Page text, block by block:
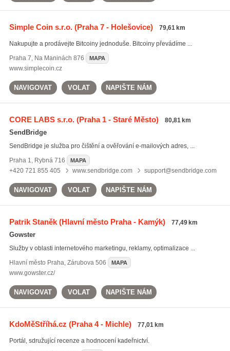
Simple Coin s.r.o.(Praha 7 - Holešovice) 79,61 km
Nakupujte a prodávejte Bitcoiny jednoduše. Bitcoiny převádíme ...
Praha 7, Na Maninách 876 MAPA
www.simplecoin.cz
NAVIGOVAT VOLAT NAPIŠTE NÁM
CORE LABS s.r.o.(Praha 1 - Staré Město) 80,81 km
SendBridge
SendBridge je služba pro čištění a ověřování e-mailových adres, ...
Praha 1, Rybná 716 MAPA
+420 721 855 405 www.sendbridge.com support@sendbridge.com
NAVIGOVAT VOLAT NAPIŠTE NÁM
Patrik Staněk(Hlavní město Praha - Kamýk) 77,49 km
Gowster
Služby v oblasti internetového marketingu, reklamy, optimalizace ...
Hlavní město Praha, Zárubova 506 MAPA
www.gowster.cz/
NAVIGOVAT VOLAT NAPIŠTE NÁM
KdoMěStříhá.cz (Praha 4 - Michle) 77,01 km
Portál, sdružující recenze a hodnocení kadeřnictví.